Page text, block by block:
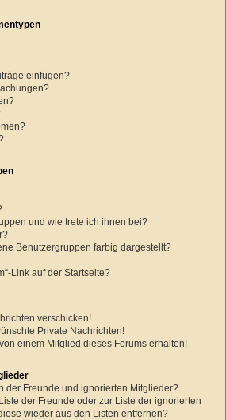
einfügen?
und wie trete ich ihnen bei?
Benutzergruppen farbig dargestellt?
Link auf der Startseite?
verschicken!
Private Nachrichten!
einem Mitglied dieses Forums erhalten!
der Freunde und ignorierten Mitglieder?
der Freunde oder zur Liste der ignorierten
wieder aus den Listen entfernen?